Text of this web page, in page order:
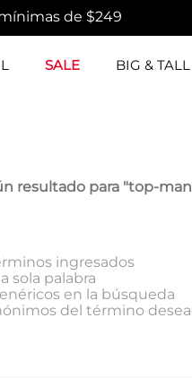
de $249
SALE BIG & TALL
resultado para "top-
ingresados
sola palabra
en la búsqueda
del término